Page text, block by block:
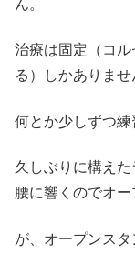
ん。
治療は固定（コ
る）しかありませ
何とか少しずつ練
久しぶりに構え
腰に響くのでオー
が、オープンス